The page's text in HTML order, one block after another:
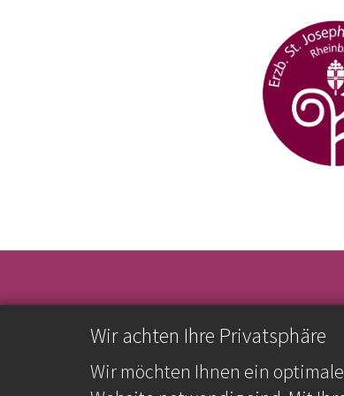
Wir achten Ihre Privatsphäre
Wir möchten Ihnen ein